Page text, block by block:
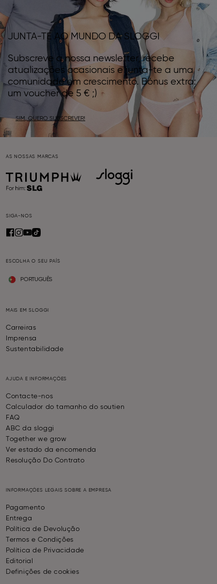
JUNTA-TE AO MUNDO DA SLOGGI
Subscreve a nossa newsletter, recebe
atualizações ocasionais e junta-te a uma
comunidade em crescimento. Bónus extra:
um voucher de 5 € ;)
SIM, QUERO SUBSCREVER!
AS NOSSAS MARCAS
SIGA-NOS
ESCOLHA O SEU PAÍS
PORTUGUÊS
MAIS EM SLOGGI
Carreiras
Imprensa
Sustentabilidade
AJUDA E INFORMAÇÕES
Contacte-nos
Calculador do tamanho do soutien
FAQ
ABC da sloggi
Together we grow
Ver estado da encomenda
Resolução Do Contrato
INFORMAÇÕES LEGAIS SOBRE A EMPRESA
Pagamento
Entrega
Política de Devolução
Termos e Condições
Política de Privacidade
Editorial
Definições de cookies